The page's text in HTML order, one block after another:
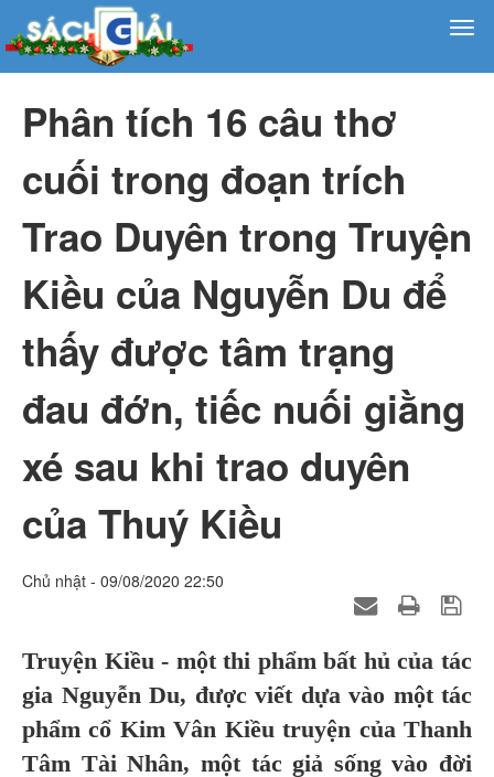
Phân tích 16 câu thơ
cuối trong đoạn trích
Trao Duyên trong Truyện
Kiều của Nguyễn Du để
thấy được tâm trạng
đau đớn, tiếc nuối giằng
xé sau khi trao duyên
của Thuý Kiều
Chủ nhật - 09/08/2020 22:50
Truyện Kiều - một thi phẩm bất hủ của tác
gia Nguyễn Du, được viết dựa vào một tác
phẩm cổ Kim Vân Kiều truyện của Thanh
Tâm Tài Nhân, một tác giả sống vào đời